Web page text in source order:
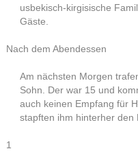
usbekisch-kirgisische
Gäste.
Nach dem Abendessen
Am nächsten Morgen
Sohn. Der war 15 und
auch keinen Empfang für
stapften ihm hinterher den
1